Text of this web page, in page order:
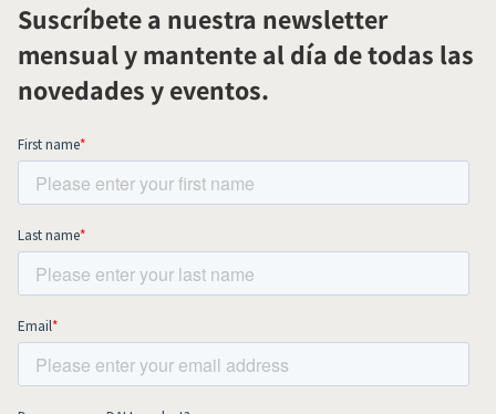
Suscríbete a nuestra newsletter
mensual y mantente al día de todas las
novedades y eventos.